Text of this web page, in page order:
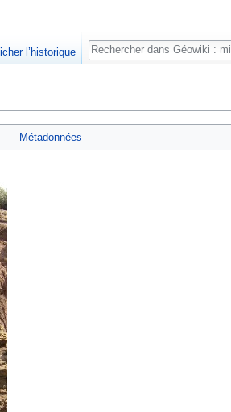
Métadonnées
l’historique
Rechercher